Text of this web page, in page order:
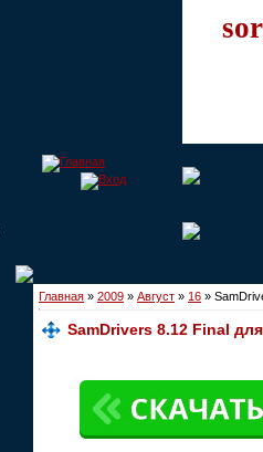
Главная » 2009 » Август » 16 »
SamDrivers 8.12 Final